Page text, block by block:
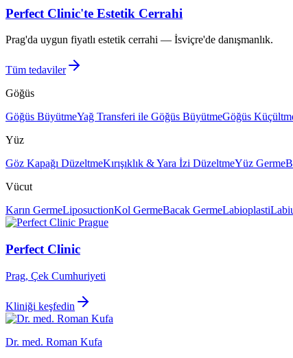
Perfect Clinic'te Estetik Cerrahi
Prag'da uygun fiyatlı estetik cerrahi — İsviçre'de danışmanlık.
Tüm tedaviler
Göğüs
Göğüs BüyütmeYağ Transferi ile Göğüs BüyütmeGöğüs
Yüz
Göz Kapağı DüzeltmeKırışıklık & Yara İzi DüzeltmeYüz Germe
Vücut
Karın GermeLiposuctionKol GermeBacak GermeLabioplasti
Perfect Clinic
Prag, Çek Cumhuriyeti
Kliniği keşfedin
Dr. med. Roman Kufa